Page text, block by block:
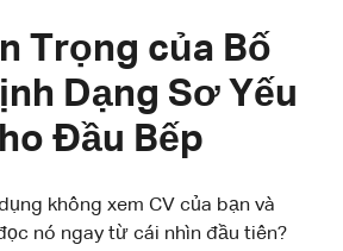
Trọng của Bố
Dạng Sơ Yếu
Đầu Bếp
không xem CV của bạn và
nó ngay từ cái nhìn đầu tiên?